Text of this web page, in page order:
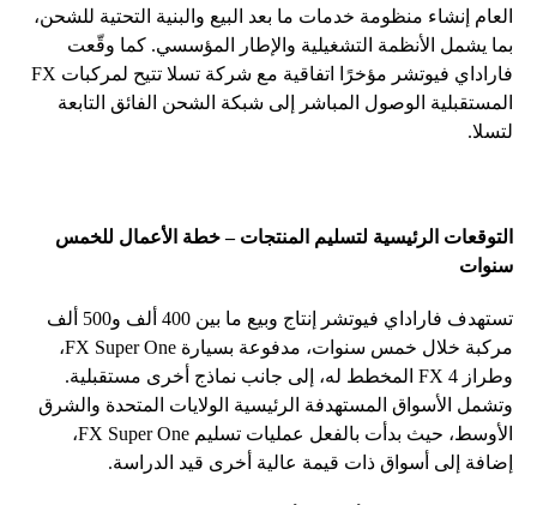
العام إنشاء منظومة خدمات ما بعد البيع والبنية التحتية للشحن،
بما يشمل الأنظمة التشغيلية والإطار المؤسسي. كما وقّعت
فاراداي فيوتشر مؤخرًا اتفاقية مع شركة تسلا تتيح لمركبات FX
المستقبلية الوصول المباشر إلى شبكة الشحن الفائق التابعة
لتسلا.
التوقعات الرئيسية لتسليم المنتجات – خطة الأعمال للخمس
سنوات
تستهدف فاراداي فيوتشر إنتاج وبيع ما بين 400 ألف و500 ألف
مركبة خلال خمس سنوات، مدفوعة بسيارة FX Super One،
وطراز FX 4 المخطط له، إلى جانب نماذج أخرى مستقبلية.
وتشمل الأسواق المستهدفة الرئيسية الولايات المتحدة والشرق
الأوسط، حيث بدأت بالفعل عمليات تسليم FX Super One،
إضافة إلى أسواق ذات قيمة عالية أخرى قيد الدراسة.